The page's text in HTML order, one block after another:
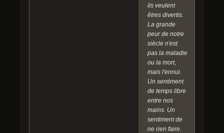
ils veulent
êtres divertis.
La grande
peur de notre
siècle n'est
pas la maladie
ou la mort,
mais l'ennui.
Un sentiment
de temps libre
entre nos
mains. Un
sentiment de
ne rien faire.